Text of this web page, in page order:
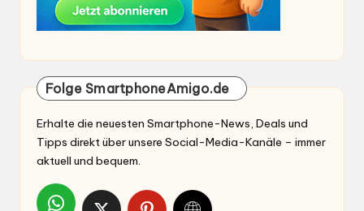
Folge SmartphoneAmigo.de
Erhalte die neuesten Smartphone-News, Deals und
Tipps direkt über unsere Social-Media-Kanäle – immer
aktuell und bequem.